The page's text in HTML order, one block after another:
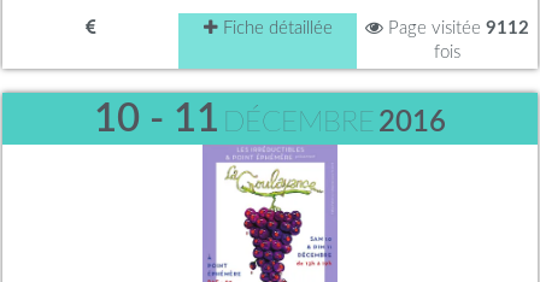
Fiche détaillée Page visitée 9112
fois
10 - 11 DÉCEMBRE 2016